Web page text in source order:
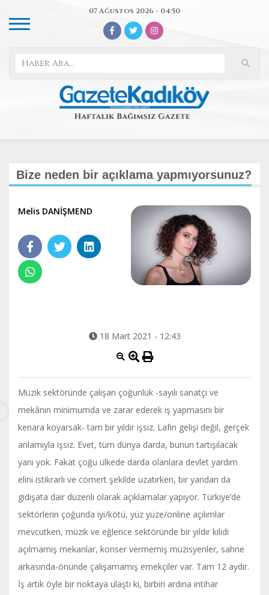
07 Ağustos 2026 - 04:50
Bize neden bir açıklama yapmıyorsunuz?
Melis DANİŞMEND
18 Mart 2021 - 12:43
Müzik sektöründe çalışan çoğunluk -sayılı sanatçı ve
mekânın minimumda ve zarar ederek iş yapmasını bir
kenara koyarsak- tam bir yıldır işsiz. Lafın gelişi değil, gerçek
anlamıyla işsiz. Evet, tüm dünya darda, bunun tartışılacak
yanı yok. Fakat çoğu ülkede darda olanlara devlet yardım
elini istikrarlı ve cömert şekilde uzatırken, bir yandan da
gidişata dair düzenli olarak açıklamalar yapıyor. Türkiye’de
sektörlerin çoğunda iyi/kötü, yüz yüze/online açılımlar
mevcutken, müzik ve eğlence sektöründe bir yıldır kilidi
açılmamış mekanlar, konser vermemiş müzisyenler, sahne
arkasında-önünde çalışamamış emekçiler var. Tam 12 aydır.
İş artık öyle bir noktaya ulaştı ki, birbiri ardına intihar